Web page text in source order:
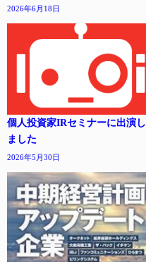
2026年6月18日
個人投資家IRセミナーに出演し
ました
2026年5月30日